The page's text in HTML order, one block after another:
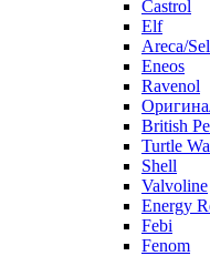
Castrol
Elf
Areca/
Eneos
Ravenol
British
Turtle
Shell
Valvoline
Energy
Febi
Fenom